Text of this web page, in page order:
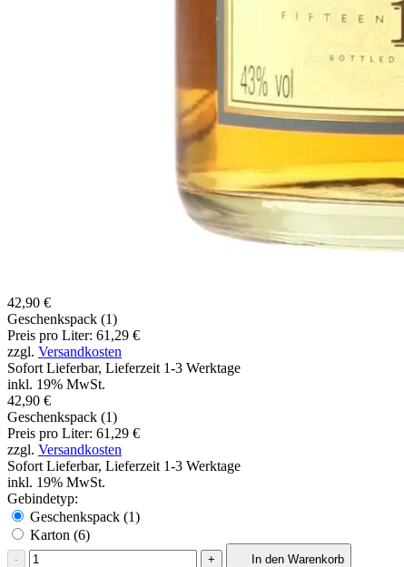
42,90 €
Geschenkspack (1)
Preis pro Liter: 61,29 €
zzgl. Versandkosten
Sofort Lieferbar, Lieferzeit 1-3 Werktage
inkl. 19% MwSt.
42,90 €
Geschenkspack (1)
Preis pro Liter: 61,29 €
zzgl. Versandkosten
Sofort Lieferbar, Lieferzeit 1-3 Werktage
inkl. 19% MwSt.
Gebindetyp:
Geschenkspack (1)
Karton (6)
- + In den Warenkorb